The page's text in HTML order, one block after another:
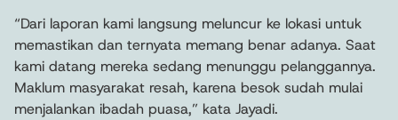
“Dari laporan kami langsung meluncur ke lokasi untuk
memastikan dan ternyata memang benar adanya. Saat
kami datang mereka sedang menunggu pelanggannya.
Maklum masyarakat resah, karena besok sudah mulai
menjalankan ibadah puasa,” kata Jayadi.